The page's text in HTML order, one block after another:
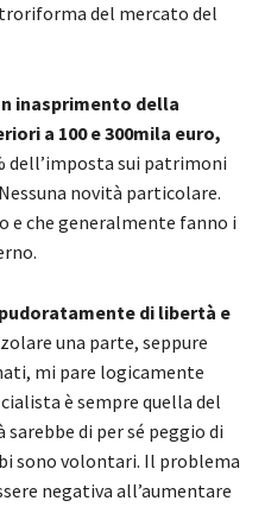
del mercato del
inasprimento della
a 100 e 300mila euro,
dell’imposta sui patrimoni
novità particolare.
e che generalmente fanno i
di libertà e
una parte, seppure
mi pare logicamente
è sempre quella del
di per sé peggio di
sono volontari. Il problema
negativa all’aumentare